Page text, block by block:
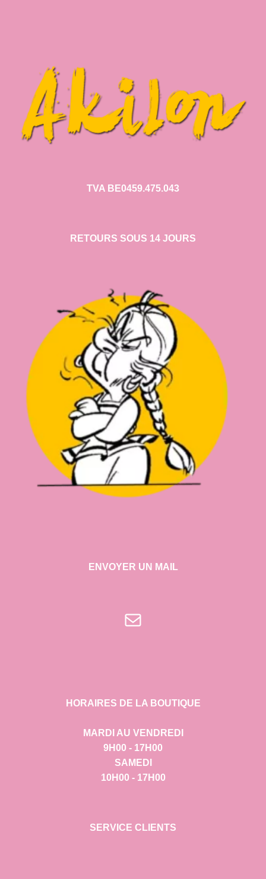
TVA BE0459.475.043
RETOURS SOUS 14 JOURS
ENVOYER UN MAIL
E-mail
HORAIRES DE LA BOUTIQUE
MARDI AU VENDREDI
9H00 - 17H00
SAMEDI
10H00 - 17H00
SERVICE CLIENTS